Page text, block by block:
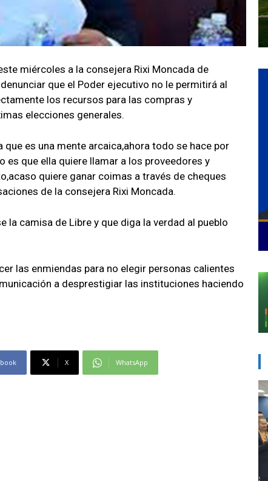
miércoles a la consejera Rixi Moncada de
que el Poder ejecutivo no le permitirá al
los recursos para las compras y
elecciones generales.
es una mente arcaica,ahora todo se hace por
que ella quiere llamar a los proveedores y
quiere ganar coimas a través de cheques
de la consejera Rixi Moncada.
la camisa de Libre y que diga la verdad al pueblo
las enmiendas para no elegir personas calientes
a desprestigiar las instituciones haciendo
X WhatsApp